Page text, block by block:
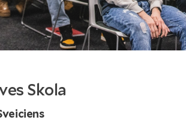
Skola